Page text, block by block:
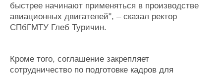
быстрее начинают применяться в производстве
авиационных двигателей", – сказал ректор
СПбГМТУ Глеб Туричин.
Кроме того, соглашение закрепляет
сотрудничество по подготовке кадров для